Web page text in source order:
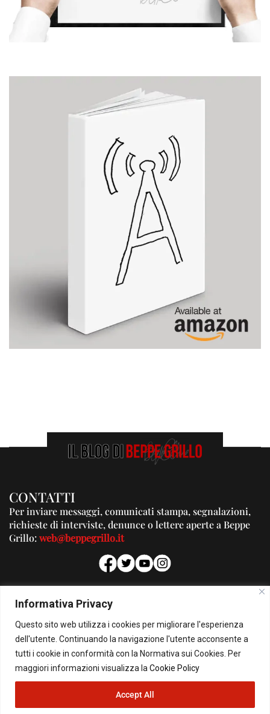
Informativa Privacy
Questo sito web utilizza i cookies per migliorare l'esperienza
dell'utente. Continuando la navigazione l'utente acconsente a
tutti i cookie in conformità con la Normativa sui Cookies. Per
maggiori informazioni visualizza la Cookie Policy
Accept All
CONTATTI
Per inviare messaggi, comunicati stampa, segnalazioni,
richieste di interviste, denunce o lettere aperte a Beppe
Grillo:web@beppegrillo.it
PUBBLICITA'
Per la tua pubblicità su questo Blog:
pubblicita@beppegrillo.it
© Copyright 2026 - Il Blog di Beppe Grillo. All Rights Reserved - Powered by
happygrafic.com